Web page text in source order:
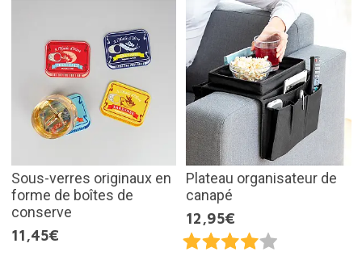
Sous-verres originaux en
forme de boîtes de
conserve
11,45€
Plateau organisateur de
canapé
12,95€